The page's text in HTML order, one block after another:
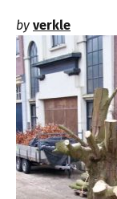
by verkle